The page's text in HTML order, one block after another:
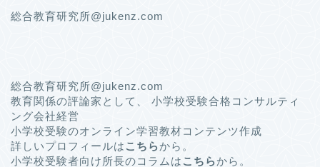
総合教育研究所@jukenz.com
総合教育研究所@jukenz.com
教育関係の評論家として、 小学校受験合格コンサルティ
ング会社経営
小学校受験のオンライン学習教材コンテンツ作成
詳しいプロフィールはこちらから。
小学校受験者向け所長のコラムはこちらから。